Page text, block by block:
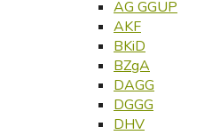
AG GGUP
AKF
BKiD
BZgA
DAGG
DGGG
DHV